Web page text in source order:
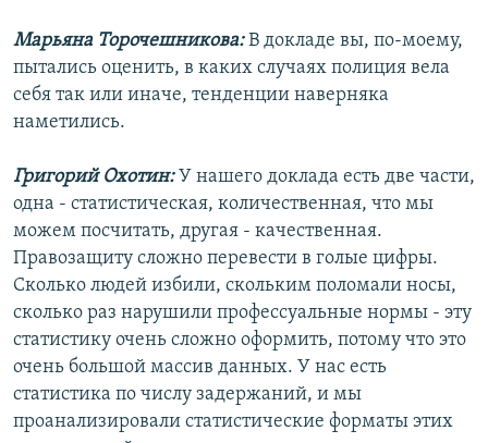
Марьяна Торочешникова:В докладе вы, по-моему,
пытались оценить, в каких случаях полиция вела
себя так или иначе, тенденции наверняка
наметились.
Григорий Охотин:У нашего доклада есть две части,
одна - статистическая, количественная, что мы
можем посчитать, другая - качественная.
Правозащиту сложно перевести в голые цифры.
Сколько людей избили, скольким поломали носы,
сколько раз нарушили профессуальные нормы - эту
статистику очень сложно оформить, потому что это
очень большой массив данных. У нас есть
статистика по числу задержаний, и мы
проанализировали статистические форматы этих